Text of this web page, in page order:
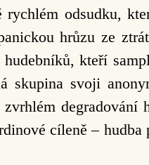
rychlém odsudku,
hrůzu ze
kteří
skupina svoji
cíleně – hudba